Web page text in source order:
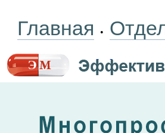
Главная •